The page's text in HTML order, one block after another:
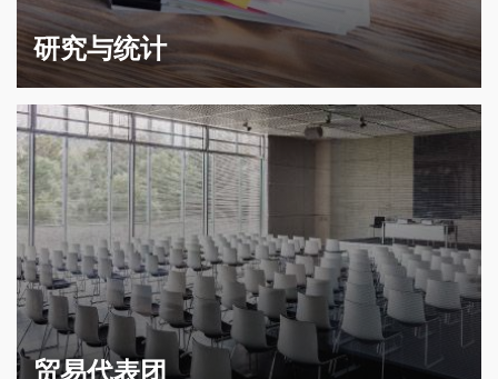
研究与统计
贸易代表团